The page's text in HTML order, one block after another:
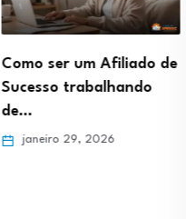
Como ser um Afiliado de
Sucesso trabalhando
de…
janeiro 29, 2026